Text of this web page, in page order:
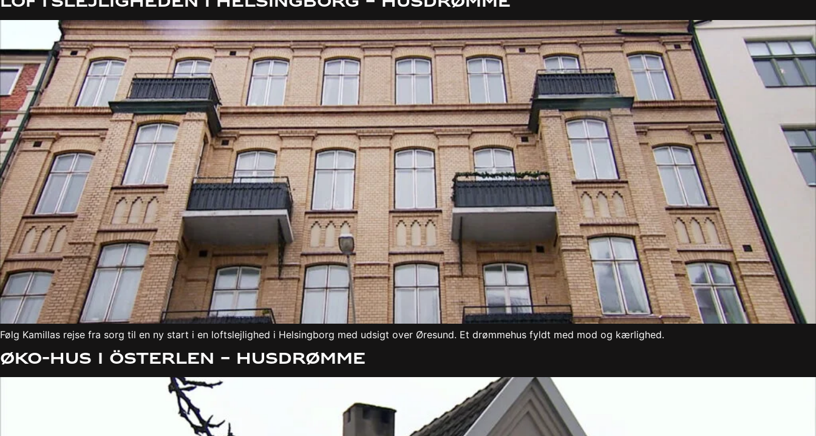
Følg Kamillas rejse fra sorg til en ny start i en loftslejlighed i Helsingborg med udsigt over Øresund. Et drømmehus fyldt med mod og kærlighed.
Øko-hus i Österlen – Husdrømme